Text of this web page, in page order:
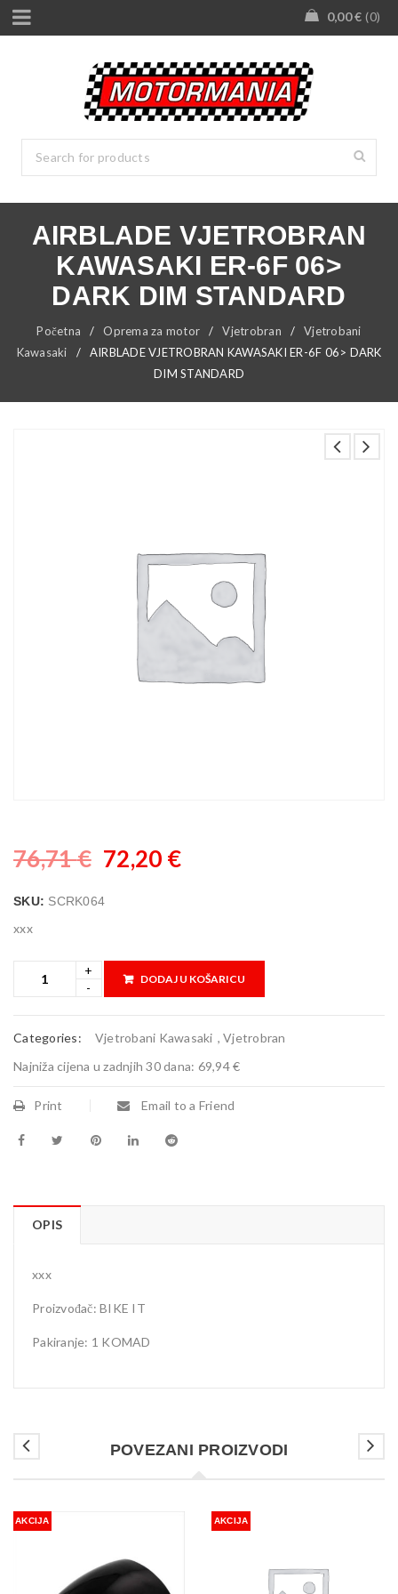
0,00€ 0
AIRBLADE VJETROBRAN
KAWASAKI ER-6F 06>
DARK DIM STANDARD
Početna / Oprema za motor / Vjetrobran /
Vjetrobani
Kawasaki
/
AIRBLADE VJETROBRAN KAWASAKI ER-6F 06> DARK
DIM STANDARD
76,71€ 72,20 €
SKU: SCRK064
xxx
DODAJ U KOŠARICU
Categories: Vjetrobani Kawasaki , Vjetrobran
Najniža cijena u zadnjih 30 dana: 69,94 €
Print Email to a Friend
OPIS
xxx
Proizvođač: BIKE IT
Pakiranje: 1 KOMAD
POVEZANI PROIZVODI
AKCIJA AKCIJA